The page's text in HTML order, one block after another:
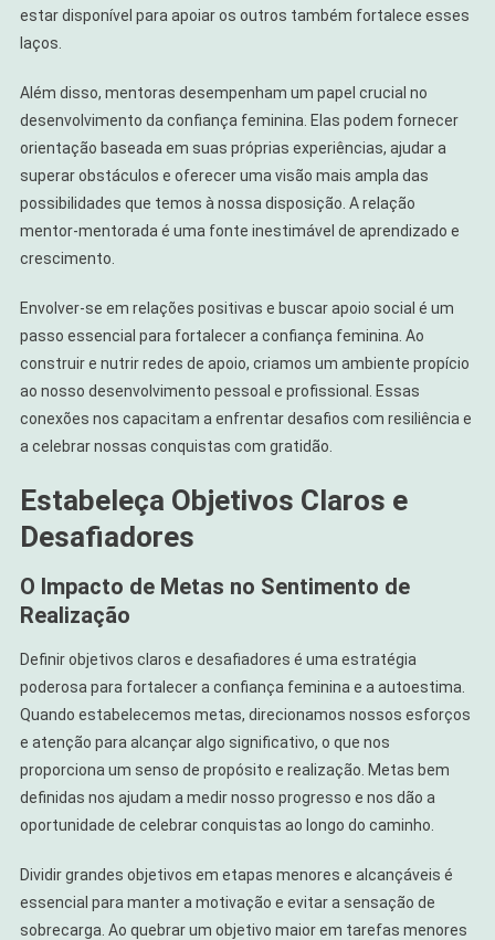
estar disponível para apoiar os outros também fortalece esses
laços.
Além disso, mentoras desempenham um papel crucial no
desenvolvimento da confiança feminina. Elas podem fornecer
orientação baseada em suas próprias experiências, ajudar a
superar obstáculos e oferecer uma visão mais ampla das
possibilidades que temos à nossa disposição. A relação
mentor-mentorada é uma fonte inestimável de aprendizado e
crescimento.
Envolver-se em relações positivas e buscar apoio social é um
passo essencial para fortalecer a confiança feminina. Ao
construir e nutrir redes de apoio, criamos um ambiente propício
ao nosso desenvolvimento pessoal e profissional. Essas
conexões nos capacitam a enfrentar desafios com resiliência e
a celebrar nossas conquistas com gratidão.
Estabeleça Objetivos Claros e
Desafiadores
O Impacto de Metas no Sentimento de
Realização
Definir objetivos claros e desafiadores é uma estratégia
poderosa para fortalecer a confiança feminina e a autoestima.
Quando estabelecemos metas, direcionamos nossos esforços
e atenção para alcançar algo significativo, o que nos
proporciona um senso de propósito e realização. Metas bem
definidas nos ajudam a medir nosso progresso e nos dão a
oportunidade de celebrar conquistas ao longo do caminho.
Dividir grandes objetivos em etapas menores e alcançáveis é
essencial para manter a motivação e evitar a sensação de
sobrecarga. Ao quebrar um objetivo maior em tarefas menores